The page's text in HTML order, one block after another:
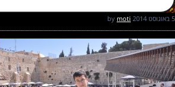
5 באוגוסט 2014 moti